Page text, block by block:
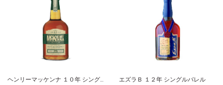
ヘンリーマッケンナ １０年 シングルバレル エズラＢ １２年 シングルバレル